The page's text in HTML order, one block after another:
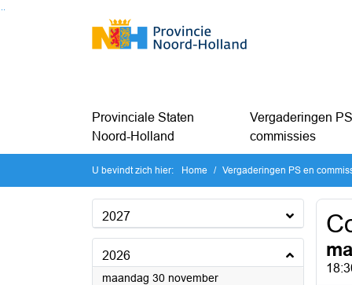
Ga naar de inhoud van deze pagina
Ga naar het zoeken
Provinciale Staten
Noord-Holland
Vergaderingen
commissies
U bevindt zich hier: Home Vergaderingen PS en
2027
2026
maandag 30 november2026